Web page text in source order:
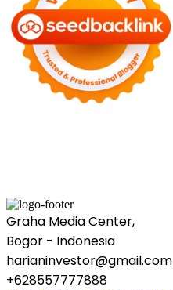
Graha Media Center,
Bogor - Indonesia
harianinvestor@gmail.com
+628557777888